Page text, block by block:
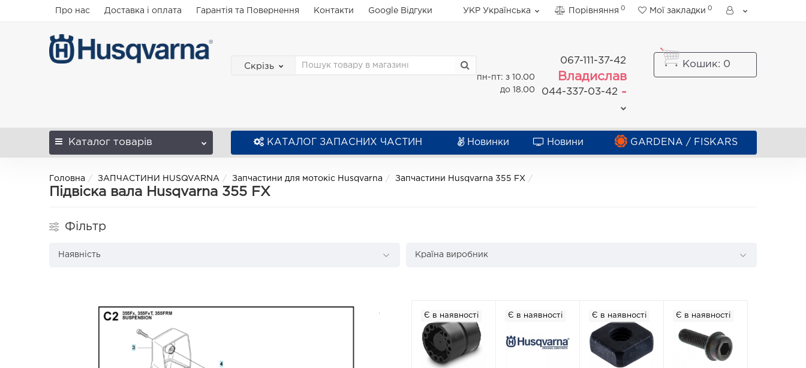
Про нас Доставка і оплата Гарантія та Повернення Контакти Google Відгуки УКР Українська Порівняння 0 Мої закладки 0
Скрізь
пн-пт: з 10.00
до 18.00
067-111-37-42
Владислав
044-337-03-42 -
Кошик: 0
Каталог товарів КАТАЛОГ ЗАПАСНИХ ЧАСТИН Новинки Новини GARDENA / FISKARS
Головна ЗАПЧАСТИНИ HUSQVARNA Запчастини для мотокіс Husqvarna Запчастини Husqvarna 355 FX
Підвіска вала Husqvarna 355 FX
Фільтр
Наявність Країна виробник
Є в наявності Є в наявності Є в наявності Є в наявності